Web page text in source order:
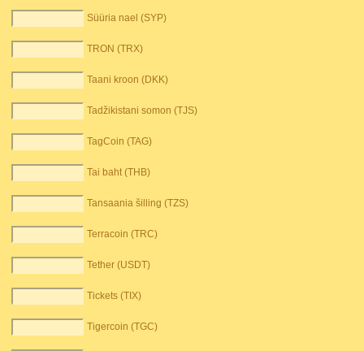
Süüria nael (SYP)
TRON (TRX)
Taani kroon (DKK)
Tadžikistani somon (TJS)
TagCoin (TAG)
Tai baht (THB)
Tansaania šilling (TZS)
Terracoin (TRC)
Tether (USDT)
Tickets (TIX)
Tigercoin (TGC)